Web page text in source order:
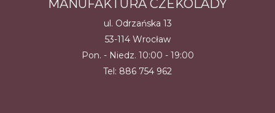
MANUFAKTURA CZEKOLADY
ul. Odrzańska 13
53-114 Wrocław
Pon. - Niedz. 10:00 - 19:00
Tel: 886 754 962